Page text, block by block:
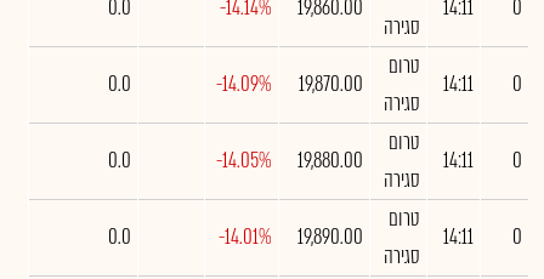
0
14:11
סגירה
19,860.00
-14.14%
0.0
0
14:11
טרום
סגירה
19,870.00
-14.09%
0.0
0
14:11
טרום
סגירה
19,880.00
-14.05%
0.0
0
14:11
טרום
סגירה
19,890.00
-14.01%
0.0